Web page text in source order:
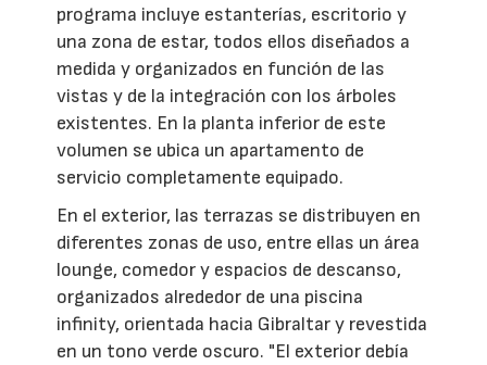
programa incluye estanterías, escritorio y
una zona de estar, todos ellos diseñados a
medida y organizados en función de las
vistas y de la integración con los árboles
existentes. En la planta inferior de este
volumen se ubica un apartamento de
servicio completamente equipado.
En el exterior, las terrazas se distribuyen en
diferentes zonas de uso, entre ellas un área
lounge, comedor y espacios de descanso,
organizados alrededor de una piscina
infinity, orientada hacia Gibraltar y revestida
en un tono verde oscuro. "El exterior debía